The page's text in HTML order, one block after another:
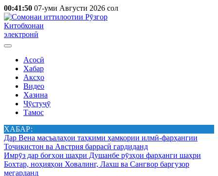
00:41:50 07-уми Августи 2026 сол
Китобхонаи
электронӣ
Асосӣ
Хабар
Аксҳо
Видео
Хазина
Ҷӯстуҷӯ
Тамос
ХАБАР:
Дар Вена масъалаҳои таҳкими ҳамкории илмӣ-фарҳангии
Тоҷикистон ва Австрия баррасӣ гардиданд
Имрӯз дар боғҳои шаҳри Душанбе рӯзҳои фарҳанги шаҳри
Бохтар, ноҳияҳои Ховалинг, Лахш ва Сангвор баргузор
мегарданд